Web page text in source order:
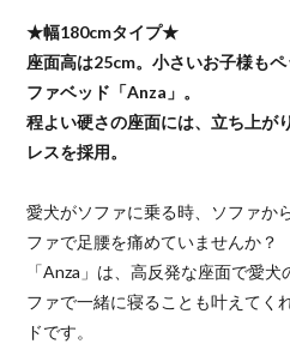
★幅180cmタイプ★
座面高は25cm。小さいお子様も
ファベッド「Anza」。
程よい硬さの座面には、立ち上が
レスを採用。
愛犬がソファに乗る時、ソファか
ファで足腰を痛めていませんか？
「Anza」は、高反発な座面で愛
ファで一緒に寝ることも叶えてく
ドです。